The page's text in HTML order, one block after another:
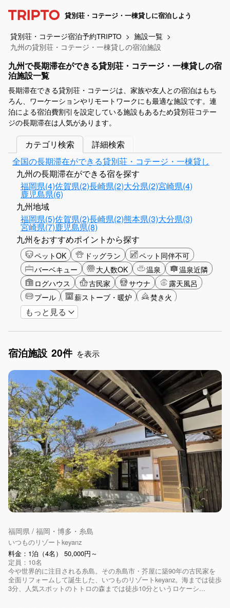
貸別荘・コテージ・一棟貸しに宿泊しよう
貸別荘・コテージ宿泊予約TRIPTO
施設一覧
九州の貸別荘・コテージ・一棟貸しの宿泊施設
九州で長期滞在ができる貸別荘・コテージ・一棟貸しの宿
泊施設一覧
長期滞在できる貸別荘・コテージは、家族や友人との宿泊はもち
ろん、ワーケーションやリモートワークにも最適な施設です。連
泊による宿泊費割引を設定している施設もあるため貸別荘コテー
ジの長期滞在は人気があります。
カテゴリ検索
詳細検索
全国の長期滞在ができる貸別荘・コテージ・一棟貸し
九州の長期滞在ができる宿を探す
福岡県(4)佐賀県(2)長崎県(2)大分県(2)宮崎県(4)
鹿児島県(6)
九州地域
福岡県(5)佐賀県(2)長崎県(2)熊本県(3)大分県(3)
宮崎県(7)鹿児島県(8)
九州をおすすめポイントから探す
ペットOK ドッグラン
ペット同伴不可
バーベキュー
大人数OK 温泉
温泉近隣
ログハウス
古民家 サウナ
露天風呂
プール
薪ストーブ・暖炉
焚き火
バリアフリー
ガーデニング
グランピング
駅から徒歩圏内
手持ち花火OK
お子さま歓迎
アメニティ
もっと見る
宿泊施設 20件 を表示
福岡県 / 福岡・博多・糸島
いつものリゾートkeyanz
料金：1泊（4名） 50,000円～
定員：10名
今や世界的に注目される糸島。その糸島市・芥屋に築90年の古民家を
全面リフォームして誕生した、いつものリゾートkeyanz。海までは徒歩
3分、人気スポットのトトロの森までは徒歩10分というロケーシ...